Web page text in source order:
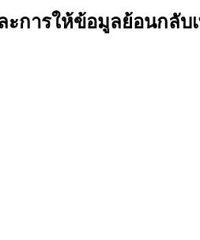
การให้ข้อมูลย้อนกลับ